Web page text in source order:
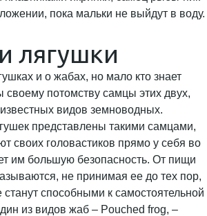
лягушки
и о жабах, но мало кто знает
своему потомству самцы этих двух,
видов земноводных.
представлены такими самцами,
своих головастиков прямо у себя во
им большую безопасность. От пищи
не принимая ее до тех пор,
станут способными к самостоятельной
из видов жаб – Pouched frog, –